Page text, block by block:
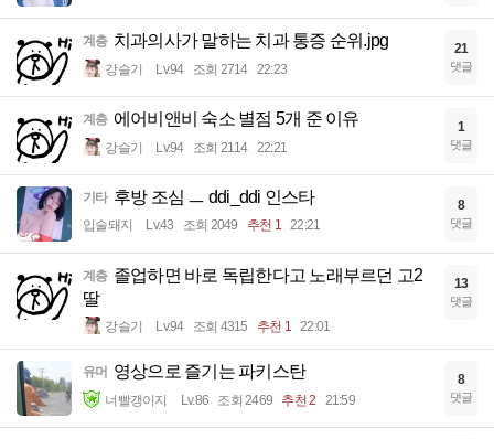
계층 치과의사가 말하는 치과 통증 순위.jpg
강슬기 Lv.94 조회 2714 22:23
21
댓글
계층 에어비앤비 숙소 별점 5개 준 이유
강슬기 Lv.94 조회 2114 22:21
1
댓글
기타 후방 조심 ㅡ ddi_ddi 인스타
입술돼지 Lv.43 조회 2049 추천 1 22:21
8
댓글
계층 졸업하면 바로 독립한다고 노래부르던 고2
딸
강슬기 Lv.94 조회 4315 추천 1 22:01
13
댓글
유머 영상으로 즐기는 파키스탄
너빨갱이지 Lv.86 조회 2469 추천 2 21:59
8
댓글